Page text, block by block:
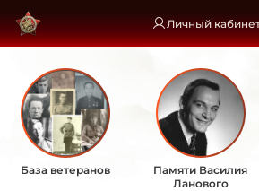
Личный
База ветеранов
Памяти Василия
Ланового